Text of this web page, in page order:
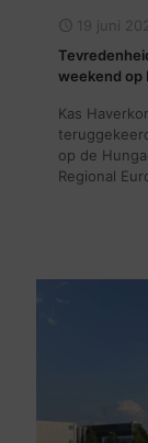
19 juni
weekend op
Kas
op de
Regional